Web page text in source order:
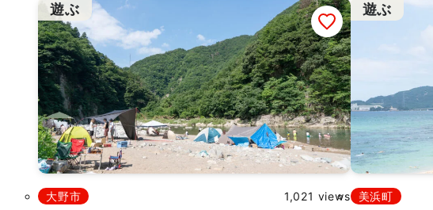
大野市 1,021 views
遊ぶ
美浜町
遊ぶ